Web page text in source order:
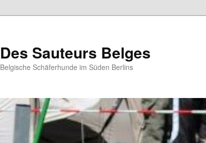
Des Sauteurs Belges
Belgische Schäferhunde im Süden Berlins